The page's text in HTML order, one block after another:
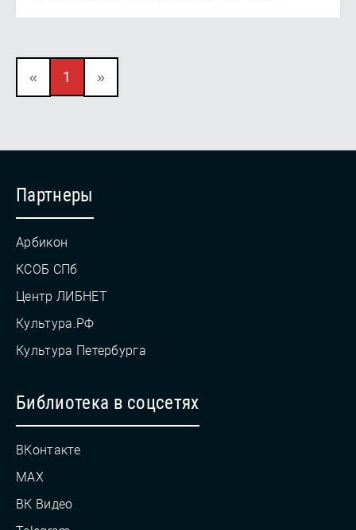
« 1 »
Партнеры
Арбикон
КСОБ СПб
Центр ЛИБНЕТ
Культура.РФ
Культура Петербурга
Библиотека в соцсетях
ВКонтакте
MAX
ВК Видео